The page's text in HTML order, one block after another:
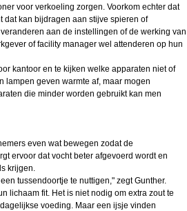
voor verkoeling zorgen. Voorkom echter dat
dat kan bijdragen aan stijve spieren of
aan de instellingen of de werking van
of facility manager wel attenderen op hun
kantoor en te kijken welke apparaten niet of
lampen geven warmte af, maar mogen
die minder worden gebruikt kan men
even wat bewegen zodat de
ervoor dat vocht beter afgevoerd wordt en
krijgen.
tussendoortje te nuttigen," zegt Gunther.
lichaam fit. Het is niet nodig om extra zout te
voeding. Maar een ijsje vinden